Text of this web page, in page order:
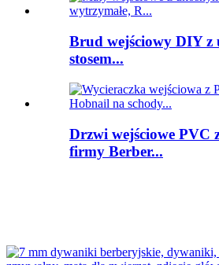
Brud wejściowy DIY z
stosem...
Drzwi wejściowe PVC
firmy Berber...